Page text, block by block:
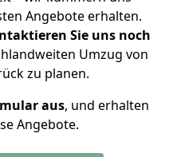
Angebote erhalten.
Sie uns noch
Umzug von
zu planen.
aus, und erhalten
Angebote.